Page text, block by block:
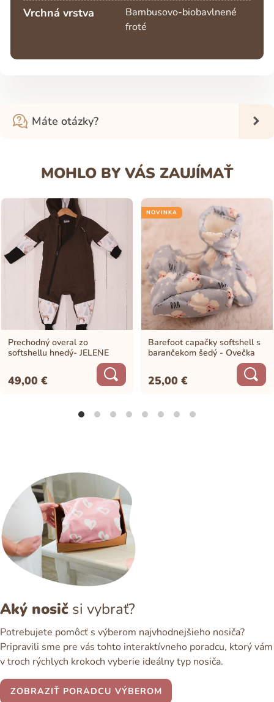
Vrchná vrstva
Bambusovo-biobavlnené
froté
Máte otázky?
MOHLO BY VÁS ZAUJÍMAŤ
Prechodný overal zo
softshellu hnedý- JELENE
49,00€
NOVINKA
Barefoot capačky softshell s
barančekom šedý - Ovečka
25,00€
Aký nosič si vybrať?
Potrebujete pomôcť s výberom najvhodnejšieho nosiča?
Pripravili sme pre vás tohto interaktívneho poradcu, ktorý vám
v troch rýchlych krokoch vyberie ideálny typ nosiča.
ZOBRAZIŤ PORADCU VÝBEROM